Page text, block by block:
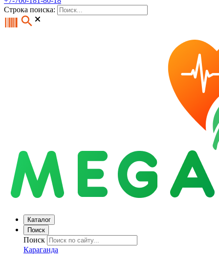
Строка поиска:
Каталог
Поиск
Поиск
Караганда